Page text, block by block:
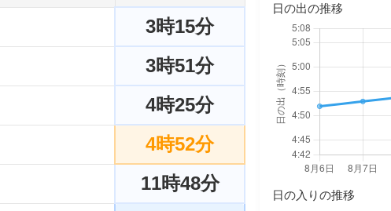
3時15分
3時51分
4時25分
4時52分
11時48分
日の出の推移
日の入りの推移